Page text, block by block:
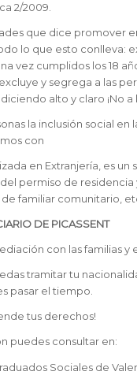
2/2009.
que dice promover
lo que esto
vez cumplidos los 18
y segrega a las
alto y claro ¡No a
la inclusión social
con
en Extranjería, es
permiso de
familiar comunitario,
DE PICASSENT
con las familias
tramitar tu
pasar el tiempo.
tus derechos!
puedes consultar en:
Sociales de